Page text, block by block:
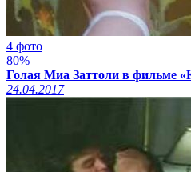
4 фото
80%
Голая Миа Заттоли в фильме
24.04.2017